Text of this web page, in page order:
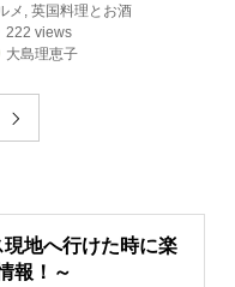
メ ,英国料理とお酒
222 views
大島理恵子

地へ行けた時に楽
報！～